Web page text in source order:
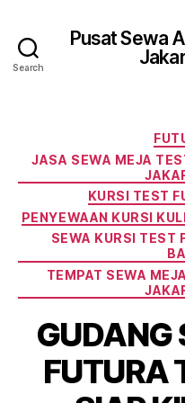
Search
Pusat Sewa
JASA SEWA MEJA
KURSI TEST
PENYEWAAN KURSI
SEWA KURSI TEST
TEMPAT SEWA
GUDANG
FUTURA